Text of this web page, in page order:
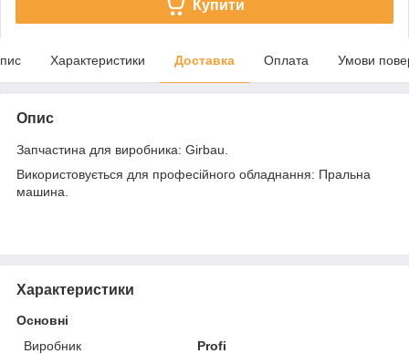
Купити
Характеристики Доставка Оплата Умови
Опис
Запчастина для виробника: Girbau.
Використовується для професійного обладнання: Пральна
машина.
Характеристики
Основні
Виробник
Profi